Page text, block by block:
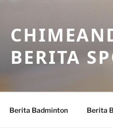
BERITA
Berita Badminton Berita